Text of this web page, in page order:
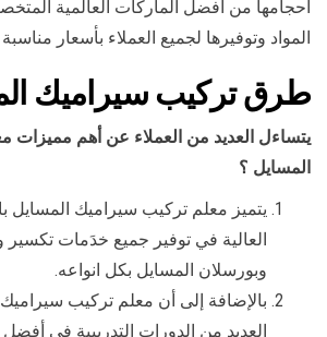
أحجامها من أفضل الماركات العالمية
المواد وتوفيرها لجميع العملاء بأسعار
طرق تركيب سيراميك
يتساءل العديد من العملاء عن أهم مميزات
المسايل ؟
يتميز معلم تركيب سيراميك المسايل
العالية في توفير جميع خدَمات
وبورسلان المسايل بكل انواعه.
بالإضافة إلى أن معلم تركيب
العديد من الدورات التدريبية في